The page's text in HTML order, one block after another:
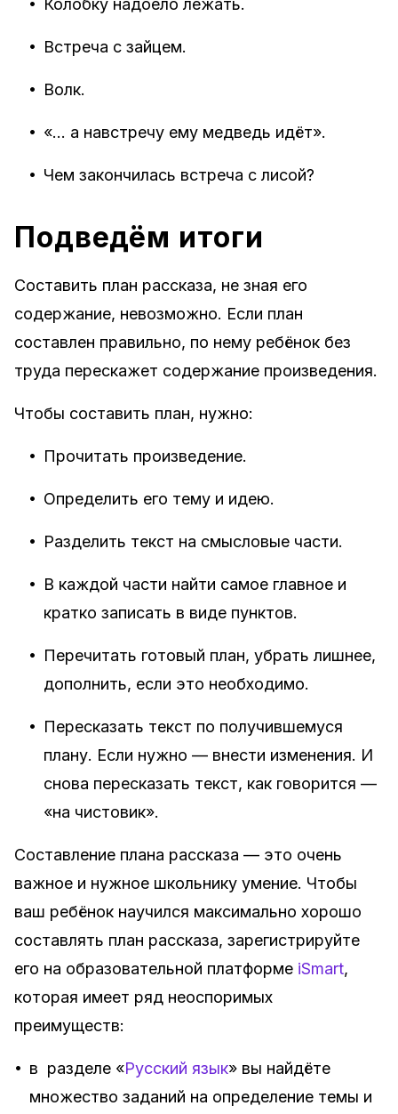
Колобку надоело лежать.
• Встреча с зайцем.
• Волк.
• «… а навстречу ему медведь идёт».
• Чем закончилась встреча с лисой?
Подведём итоги
Составить план рассказа, не зная его
содержание, невозможно. Если план
составлен правильно, по нему ребёнок без
труда перескажет содержание произведения.
Чтобы составить план, нужно:
• Прочитать произведение.
• Определить его тему и идею.
• Разделить текст на смысловые части.
• В каждой части найти самое главное и
кратко записать в виде пунктов.
• Перечитать готовый план, убрать лишнее,
дополнить, если это необходимо.
• Пересказать текст по получившемуся
плану. Если нужно — внести изменения. И
снова пересказать текст, как говорится —
«на чистовик».
Составление плана рассказа — это очень
важное и нужное школьнику умение. Чтобы
ваш ребёнок научился максимально хорошо
составлять план рассказа, зарегистрируйте
его на образовательной платформе iSmart,
которая имеет ряд неоспоримых
преимуществ:
• в разделе «Русский язык» вы найдёте
множество заданий на определение темы и